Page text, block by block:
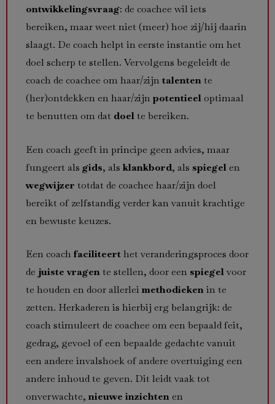
ontwikkelingsvraag: de coachee wil iets
bereiken, maar weet niet (meer) hoe zij/hij daarin
slaagt. De coach helpt in eerste instantie om het
doel scherp te stellen. Vervolgens begeleidt de
coach de coachee om haar/zijn talenten te
(her)ontdekken en haar/zijn potentieeloptimaal
te benutten om dat doel te bereiken.
Een coach geeft in principe geen advies, maar
fungeert als gids, als klankbord, als spiegelen
wegwijzer totdat de coachee haar/zijn doel
bereikt of zelfstandig verder kan vanuit krachtige
en bewuste keuzes.
Een coach faciliteerthet veranderingsproces door
de juiste vragen te stellen, door een spiegelvoor
te houden en door allerlei methodiekenin te
zetten. Herkaderen is hierbij erg belangrijk: de
coach stimuleert de coachee om een bepaald feit,
gedrag, gevoel of een bepaalde gedachte vanuit
een andere invalshoek of andere overtuiging een
andere inhoud te geven. Dit leidt vaak tot
onverwachte, nieuwe inzichtenen